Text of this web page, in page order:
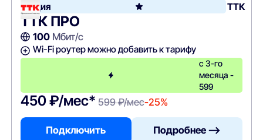
Акция ТТК
ТТК ПРО
100Мбит/с
Wi-Fi роутер можно добавить к тарифу
с 3-го
месяца -
599
450 ₽/мес* 599 ₽/мес-25%
Подключить Подробнее —>